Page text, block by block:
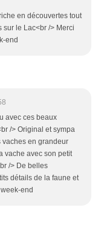
en découvertes tout
le Lac<br /> Merci
end
avec ces beaux
/> Original et sympa
vaches en grandeur
vache avec son petit
/> De belles
détails de la faune et
end